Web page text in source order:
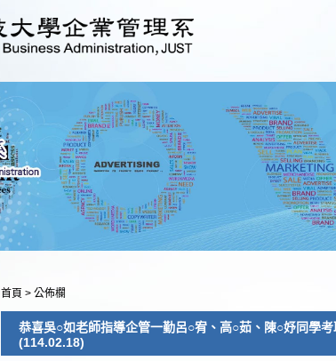
首頁 > 公佈欄
恭喜吳○如老師指導企管一勤呂○宥、高○茹、陳○妤同學
(114.02.18)